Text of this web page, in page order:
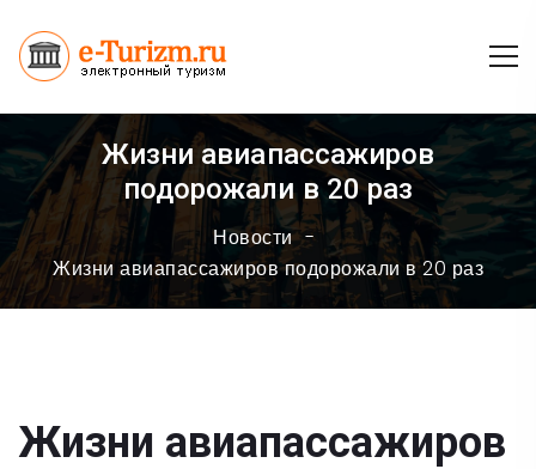
Жизни авиапассажиров
подорожали в 20 раз
Новости
Жизни авиапассажиров подорожали в 20 раз
Жизни авиапассажиров